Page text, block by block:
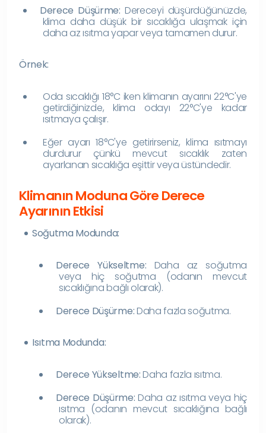
Derece Düşürme: Dereceyi düşürdüğünüzde,
klima daha düşük bir sıcaklığa ulaşmak için
daha az ısıtma yapar veya tamamen durur.
Örnek:
Oda sıcaklığı 18°C iken klimanın ayarını 22°C'ye
getirdiğinizde, klima odayı 22°C'ye kadar
ısıtmaya çalışır.
Eğer ayarı 18°C'ye getirirseniz, klima ısıtmayı
durdurur çünkü mevcut sıcaklık zaten
ayarlanan sıcaklığa eşittir veya üstündedir.
Klimanın Moduna Göre Derece
Ayarının Etkisi
Soğutma Modunda:
Derece Yükseltme: Daha az soğutma
veya hiç soğutma (odanın mevcut
sıcaklığına bağlı olarak).
Derece Düşürme:Daha fazla soğutma.
Isıtma Modunda:
Derece Yükseltme:Daha fazla ısıtma.
Derece Düşürme: Daha az ısıtma veya hiç
ısıtma (odanın mevcut sıcaklığına bağlı
olarak).